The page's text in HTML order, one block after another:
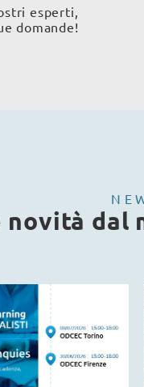
esperti,
domande!
dal